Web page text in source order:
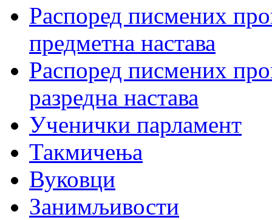
Распоред писмених
предметна настава
Распоред писмених
разредна настава
Ученички парламент
Такмичења
Вуковци
Занимљивости